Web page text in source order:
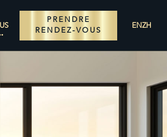
PRENDRE
RENDEZ-VOUS
ENZH